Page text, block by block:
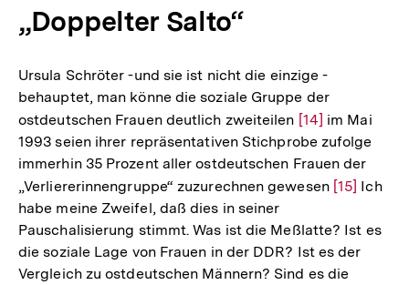
„Doppelter Salto“
Ursula Schröter -und sie ist nicht die einzige -
behauptet, man könne die soziale Gruppe der
ostdeutschen Frauen deutlich zweiteilen Zur
Auflösung
der
Fußnote
[14] im Mai
1993 seien ihrer repräsentativen Stichprobe zufolge
immerhin 35 Prozent aller ostdeutschen Frauen der
„Verliererinnengruppe“ zuzurechnen gewesen Zur
der
Fußnote
[15] Ich
habe meine Zweifel, daß dies in seiner
Pauschalisierung stimmt. Was ist die Meßlatte? Ist es
die soziale Lage von Frauen in der DDR? Ist es der
Vergleich zu ostdeutschen Männern? Sind es die